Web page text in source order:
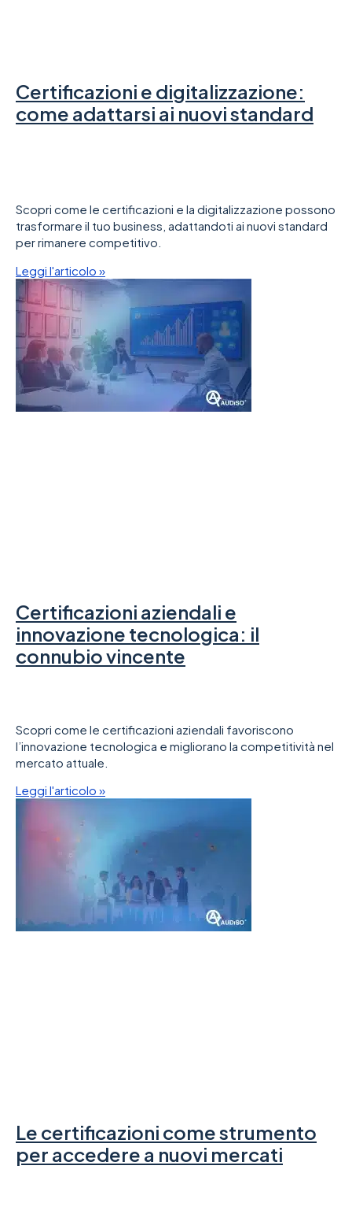
Certificazioni e digitalizzazione:
come adattarsi ai nuovi standard
Scopri come le certificazioni e la digitalizzazione possono
trasformare il tuo business, adattandoti ai nuovi standard
per rimanere competitivo.
Leggi l'articolo »
Certificazioni aziendali e
innovazione tecnologica: il
connubio vincente
Scopri come le certificazioni aziendali favoriscono
l’innovazione tecnologica e migliorano la competitività nel
mercato attuale.
Leggi l'articolo »
Le certificazioni come strumento
per accedere a nuovi mercati